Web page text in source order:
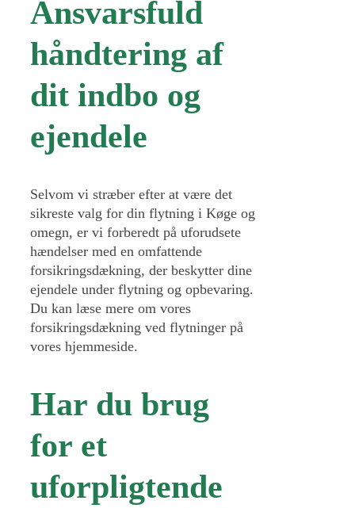
Ansvarsfuld
håndtering af
dit indbo og
ejendele
Selvom vi stræber efter at være det
sikreste valg for din flytning i Køge og
omegn, er vi forberedt på uforudsete
hændelser med en omfattende
forsikringsdækning, der beskytter dine
ejendele under flytning og opbevaring.
Du kan læse mere om vores
forsikringsdækning ved flytninger på
vores hjemmeside.
Har du brug
for et
uforpligtende